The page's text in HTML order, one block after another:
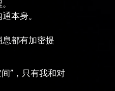
本身。
都有加密提
”，只有我和对